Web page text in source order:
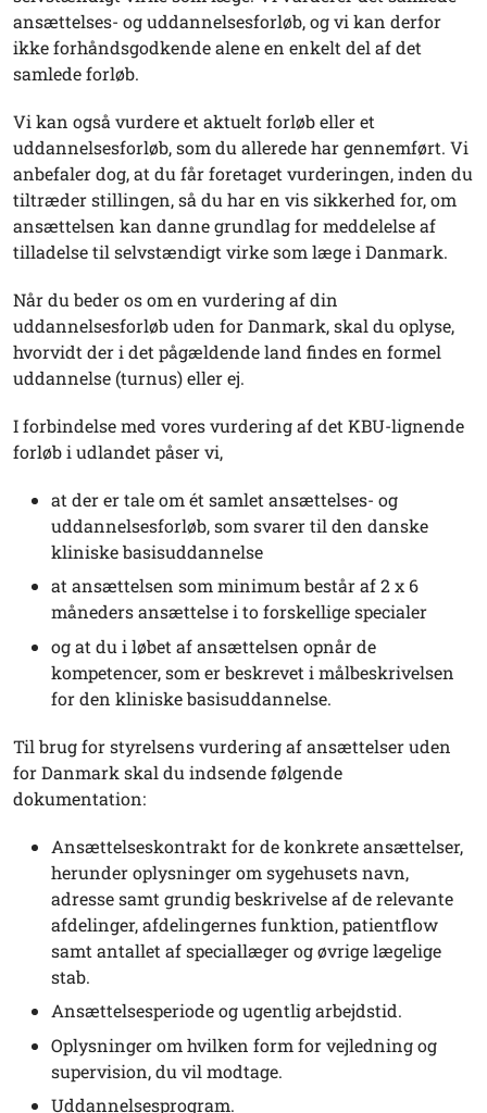
ansættelses- og uddannelsesforløb, og vi kan derfor
ikke forhåndsgodkende alene en enkelt del af det
samlede forløb.
Vi kan også vurdere et aktuelt forløb eller et
uddannelsesforløb, som du allerede har gennemført. Vi
anbefaler dog, at du får foretaget vurderingen, inden du
tiltræder stillingen, så du har en vis sikkerhed for, om
ansættelsen kan danne grundlag for meddelelse af
tilladelse til selvstændigt virke som læge i Danmark.
Når du beder os om en vurdering af din
uddannelsesforløb uden for Danmark, skal du oplyse,
hvorvidt der i det pågældende land findes en formel
uddannelse (turnus) eller ej.
I forbindelse med vores vurdering af det KBU-lignende
forløb i udlandet påser vi,
at der er tale om ét samlet ansættelses- og
uddannelsesforløb, som svarer til den danske
kliniske basisuddannelse
at ansættelsen som minimum består af 2 x 6
måneders ansættelse i to forskellige specialer
og at du i løbet af ansættelsen opnår de
kompetencer, som er beskrevet i målbeskrivelsen
for den kliniske basisuddannelse.
Til brug for styrelsens vurdering af ansættelser uden
for Danmark skal du indsende følgende
dokumentation:
Ansættelseskontrakt for de konkrete ansættelser,
herunder oplysninger om sygehusets navn,
adresse samt grundig beskrivelse af de relevante
afdelinger, afdelingernes funktion, patientflow
samt antallet af speciallæger og øvrige lægelige
stab.
Ansættelsesperiode og ugentlig arbejdstid.
Oplysninger om hvilken form for vejledning og
supervision, du vil modtage.
Uddannelsesprogram.